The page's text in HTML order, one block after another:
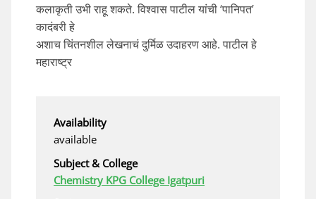
कलाकृती उभी राहू शकते. विश्वास पाटील यांची ‘पानिपत’
कादंबरी हे
अशाच चिंतनशील लेखनाचं दुर्मिळ उदाहरण आहे. पाटील हे
महाराष्ट्र
Availability
available
Subject & College
Chemistry KPG College Igatpuri